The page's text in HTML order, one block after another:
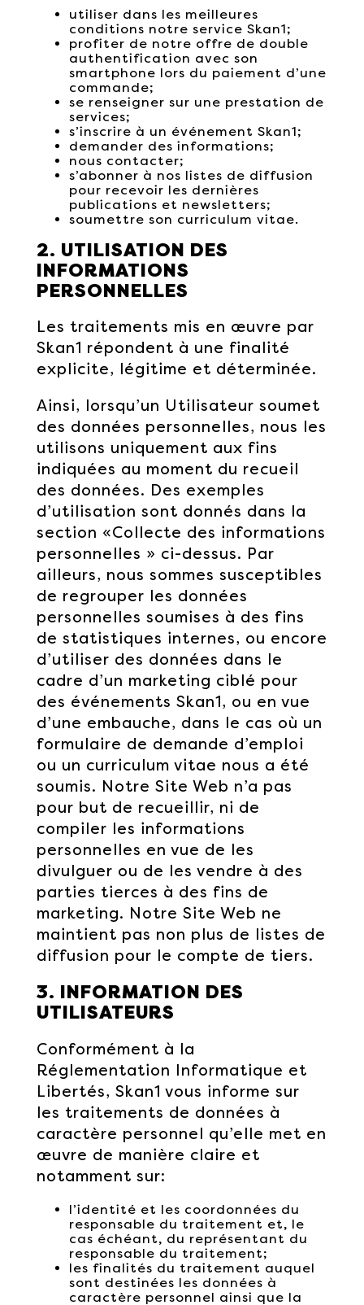
utiliser dans les meilleures
conditions notre service Skan1;
profiter de notre offre de double
authentification avec son
smartphone lors du paiement d’une
commande;
se renseigner sur une prestation de
services;
s’inscrire à un événement Skan1;
demander des informations;
nous contacter;
s’abonner à nos listes de diffusion
pour recevoir les dernières
publications et newsletters;
soumettre son curriculum vitae.
2. UTILISATION DES
INFORMATIONS
PERSONNELLES
Les traitements mis en œuvre par
Skan1 répondent à une finalité
explicite, légitime et déterminée.
Ainsi, lorsqu’un Utilisateur soumet
des données personnelles, nous les
utilisons uniquement aux fins
indiquées au moment du recueil
des données. Des exemples
d’utilisation sont donnés dans la
section «Collecte des informations
personnelles » ci-dessus. Par
ailleurs, nous sommes susceptibles
de regrouper les données
personnelles soumises à des fins
de statistiques internes, ou encore
d’utiliser des données dans le
cadre d’un marketing ciblé pour
des événements Skan1, ou en vue
d’une embauche, dans le cas où un
formulaire de demande d’emploi
ou un curriculum vitae nous a été
soumis. Notre Site Web n’a pas
pour but de recueillir, ni de
compiler les informations
personnelles en vue de les
divulguer ou de les vendre à des
parties tierces à des fins de
marketing. Notre Site Web ne
maintient pas non plus de listes de
diffusion pour le compte de tiers.
3. INFORMATION DES
UTILISATEURS
Conformément à la
Réglementation Informatique et
Libertés, Skan1 vous informe sur
les traitements de données à
caractère personnel qu’elle met en
œuvre de manière claire et
notamment sur:
l’identité et les coordonnées du
responsable du traitement et, le
cas échéant, du représentant du
responsable du traitement;
les finalités du traitement auquel
sont destinées les données à
caractère personnel ainsi que la